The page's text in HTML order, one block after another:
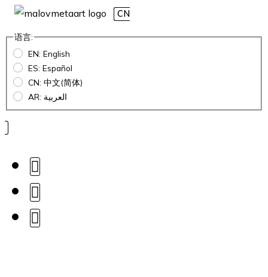
CN
语言:
EN: English
ES: Español
CN: 中文(简体)
AR: العربية